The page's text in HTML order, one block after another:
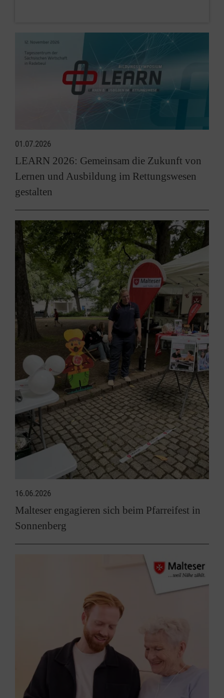
01.07.2026
LEARN 2026: Gemeinsam die Zukunft von
Lernen und Ausbildung im Rettungswesen
gestalten
16.06.2026
Malteser engagieren sich beim Pfarreifest in
Sonnenberg